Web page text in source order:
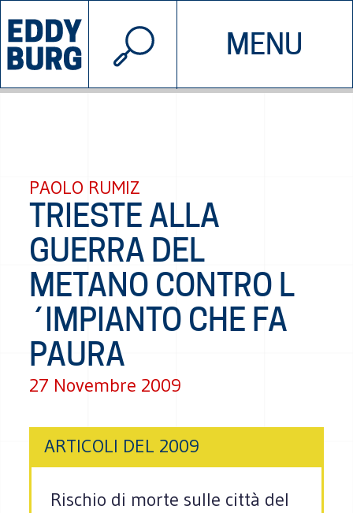
MENU
INIZIATIVE CHI SIAMO
© 2026 EDDYBURG
PAOLO RUMIZ
TRIESTE ALLA
GUERRA DEL
METANO CONTRO L
´IMPIANTO CHE FA
PAURA
27 Novembre 2009
ARTICOLI DEL 2009
Rischio di morte sulle città del